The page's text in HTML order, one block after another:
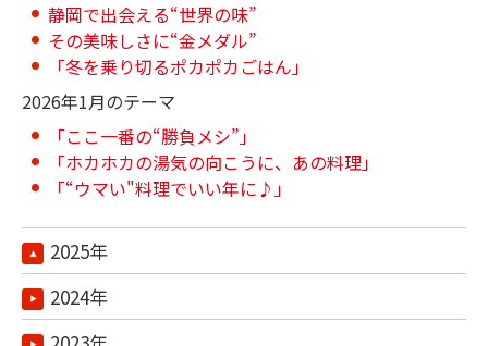
静岡で出会える“世界の味”
その美味しさに“金メダル”
「冬を乗り切るポカポカごはん」
2026年1月のテーマ
「ここ一番の“勝負メシ”」
「ホカホカの湯気の向こうに、あの料理」
「“ウマい"料理でいい年に♪」
2025年
2024年